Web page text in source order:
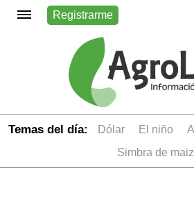
Registrarme
Temas del día: dólar el niño
simbra de maiz